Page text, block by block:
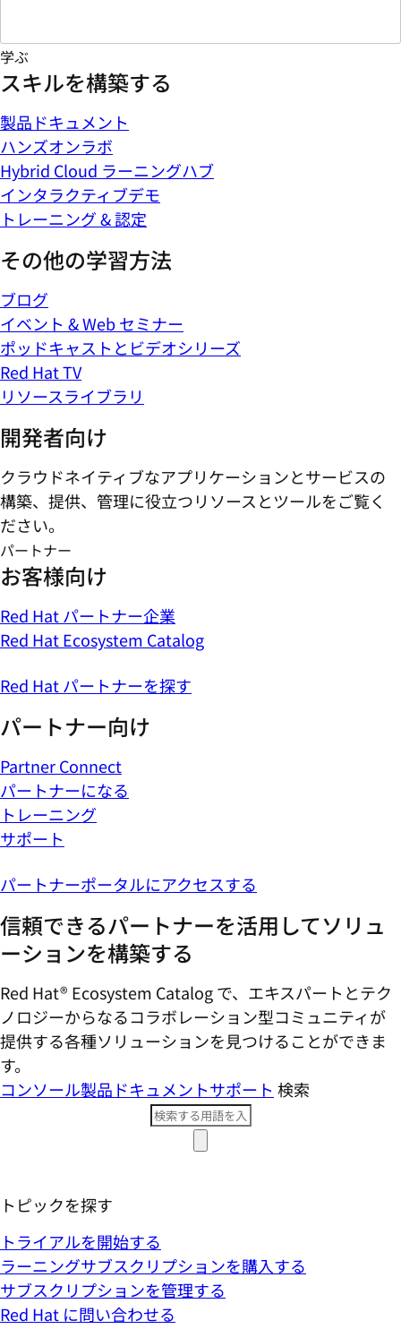
学ぶ
スキルを構築する
製品ドキュメント
ハンズオンラボ
Hybrid Cloud ラーニングハブ
インタラクティブデモ
トレーニング & 認定
その他の学習方法
ブログ
イベント & Web セミナー
ポッドキャストとビデオシリーズ
Red Hat TV
リソースライブラリ
開発者向け
クラウドネイティブなアプリケーションとサービスの
構築、提供、管理に役立つリソースとツールをご覧く
ださい。
パートナー
お客様向け
Red Hat パートナー企業
Red Hat Ecosystem Catalog
Red Hat パートナーを探す
パートナー向け
Partner Connect
パートナーになる
トレーニング
サポート
パートナーポータルにアクセスする
信頼できるパートナーを活用してソリュ
ーションを構築する
Red Hat® Ecosystem Catalog で、エキスパートとテク
ノロジーからなるコラボレーション型コミ​ュニティが
提供する各種ソリューションを見つけることができま
す。
コンソール製品ドキュメントサポート 検索
トピックを探す
トライアルを開始する
ラーニングサブスクリプションを購入する
サブスクリプションを管理する
Red Hat に問い合わせる